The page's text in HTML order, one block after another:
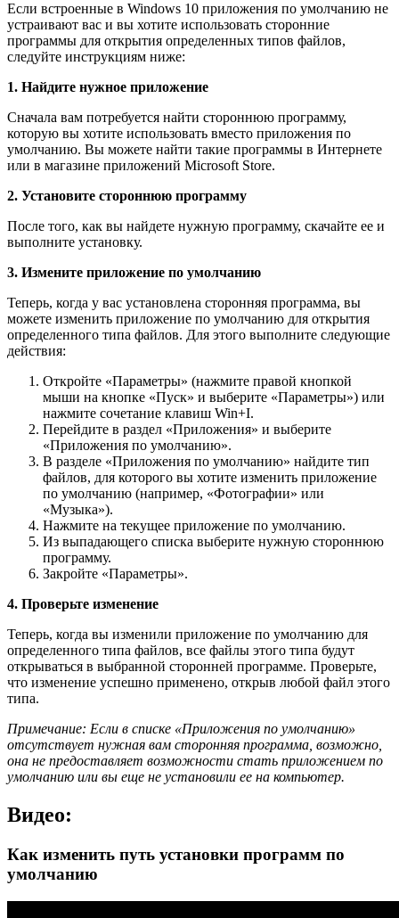
Если встроенные в Windows 10 приложения по умолчанию не
устраивают вас и вы хотите использовать сторонние
программы для открытия определенных типов файлов,
следуйте инструкциям ниже:
1. Найдите нужное приложение
Сначала вам потребуется найти стороннюю программу,
которую вы хотите использовать вместо приложения по
умолчанию. Вы можете найти такие программы в Интернете
или в магазине приложений Microsoft Store.
2. Установите стороннюю программу
После того, как вы найдете нужную программу, скачайте ее и
выполните установку.
3. Измените приложение по умолчанию
Теперь, когда у вас установлена сторонняя программа, вы
можете изменить приложение по умолчанию для открытия
определенного типа файлов. Для этого выполните следующие
действия:
Откройте «Параметры» (нажмите правой кнопкой
мыши на кнопке «Пуск» и выберите «Параметры») или
нажмите сочетание клавиш Win+I.
Перейдите в раздел «Приложения» и выберите
«Приложения по умолчанию».
В разделе «Приложения по умолчанию» найдите тип
файлов, для которого вы хотите изменить приложение
по умолчанию (например, «Фотографии» или
«Музыка»).
Нажмите на текущее приложение по умолчанию.
Из выпадающего списка выберите нужную стороннюю
программу.
Закройте «Параметры».
4. Проверьте изменение
Теперь, когда вы изменили приложение по умолчанию для
определенного типа файлов, все файлы этого типа будут
открываться в выбранной сторонней программе. Проверьте,
что изменение успешно применено, открыв любой файл этого
типа.
Примечание: Если в списке «Приложения по умолчанию»
отсутствует нужная вам сторонняя программа, возможно,
она не предоставляет возможности стать приложением по
умолчанию или вы еще не установили ее на компьютер.
Видео:
Как изменить путь установки программ по
умолчанию